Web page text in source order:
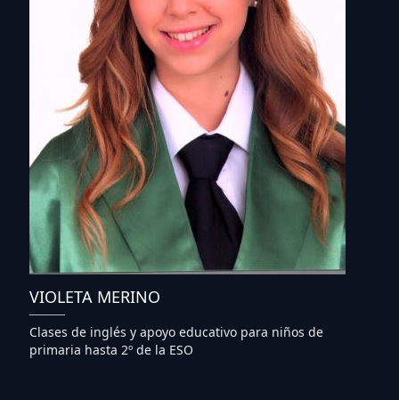
VIOLETA MERINO
Clases de inglés y apoyo educativo para niños de
primaria hasta 2º de la ESO